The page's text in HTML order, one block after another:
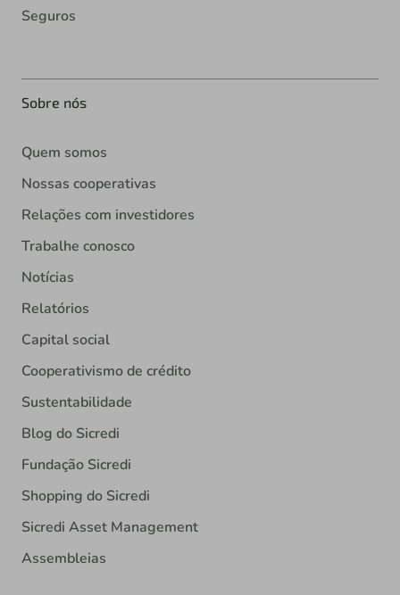
Seguros
Sobre nós
Quem somos
Nossas cooperativas
Relações com investidores
Trabalhe conosco
Notícias
Relatórios
Capital social
Cooperativismo de crédito
Sustentabilidade
Blog do Sicredi
Fundação Sicredi
Shopping do Sicredi
Sicredi Asset Management
Assembleias